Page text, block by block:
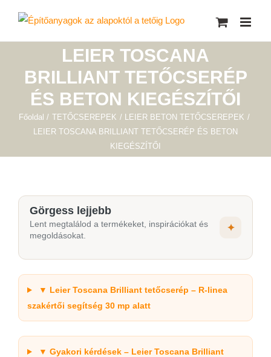
LEIER TOSCANA
BRILLIANT TETŐCSERÉP
ÉS BETON KIEGÉSZÍTŐI
Főoldal TETŐCSEREPEK
LEIER BETON TETŐCSEREPEK
LEIER TOSCANA BRILLIANT TETŐCSERÉP ÉS BETON
KIEGÉSZÍTŐI
Görgess lejjebb
Lent megtalálod a termékeket, inspirációkat és
megoldásokat.
✦
▼ Leier Toscana Brilliant tetőcserép – R-linea
szakértői segítség 30 mp alatt
▼ Gyakori kérdések – Leier Toscana Brilliant